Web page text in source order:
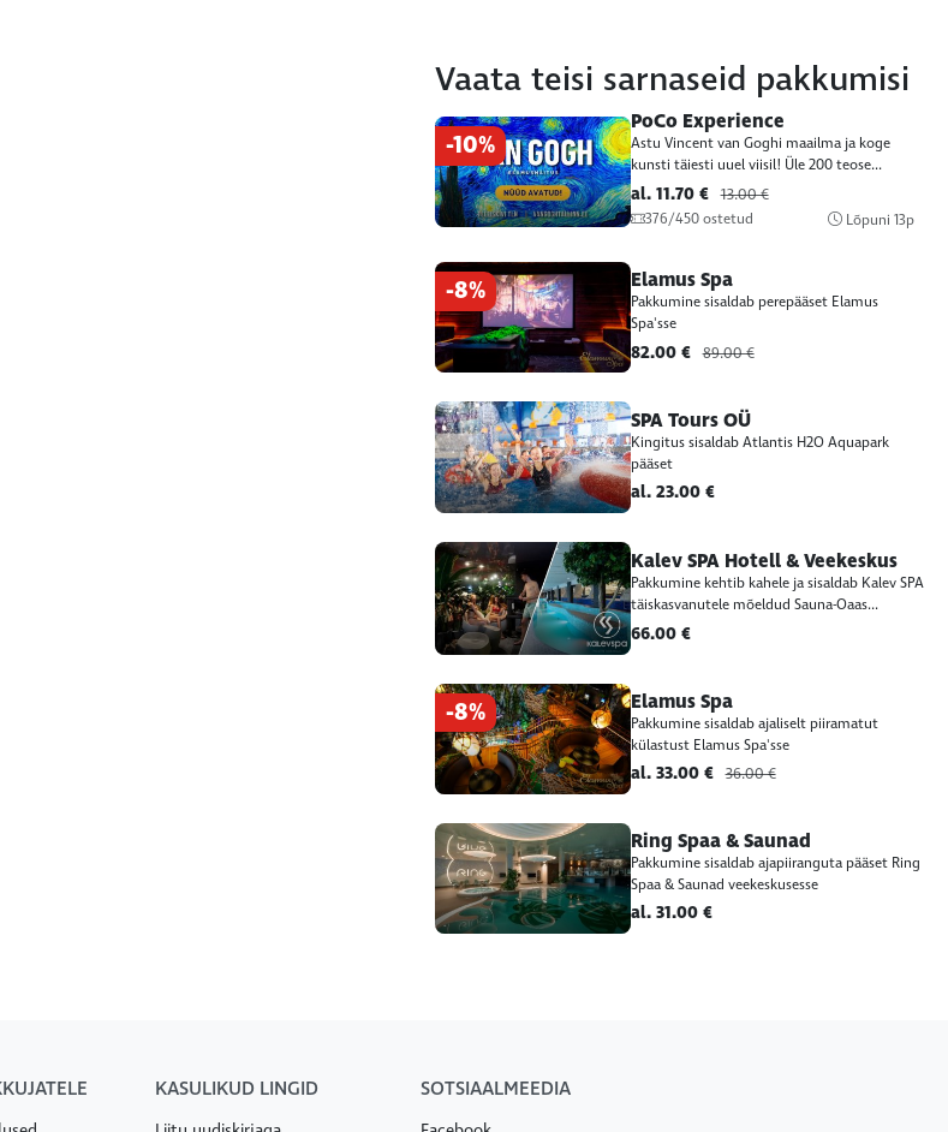
Vaata teisi sarnaseid pakkumisi
-10%
PoCo Experience
Astu Vincent van Goghi maailma ja koge
kunsti täiesti uuel viisil! Üle 200 teose...
al. 11.70 € 13.00 €
376/450 ostetud
Lõpuni13p
-8% Elamus Spa
Pakkumine sisaldab perepääset Elamus
Spa'sse
82.00 € 89.00 €
SPA Tours OÜ
Kingitus sisaldab Atlantis H2O Aquapark
pääset
al. 23.00 €
Kalev SPA Hotell & Veekeskus
Pakkumine kehtib kahele ja sisaldab Kalev SPA
täiskasvanutele mõeldud Sauna-Oaas...
66.00 €
-8% Elamus Spa
Pakkumine sisaldab ajaliselt piiramatut
külastust Elamus Spa'sse
al. 33.00 € 36.00 €
Ring Spaa & Saunad
Pakkumine sisaldab ajapiiranguta pääset Ring
Spaa & Saunad veekeskusesse
al. 31.00 €
KASULIKUD LINGID SOTSIAALMEEDIA